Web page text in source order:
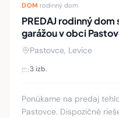
DOM rodinný dom
PREDAJ rodinný
garážou v obci
Pastovce, Levice
3 izb.
Ponúkame na predaj
Pastovce. Dispozičné riešenie rodinného domu: predsieň,